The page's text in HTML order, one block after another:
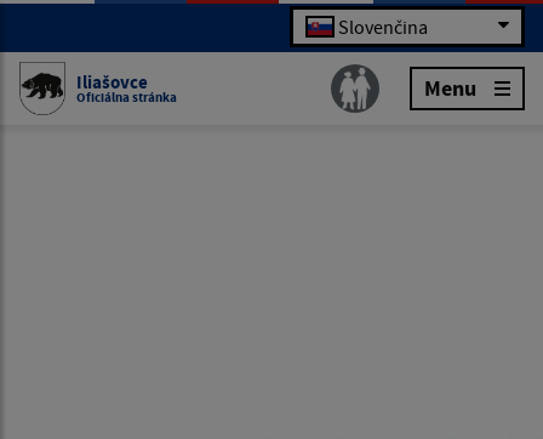
Slovenčina
Iliašovce
Oficiálna stránka Menu